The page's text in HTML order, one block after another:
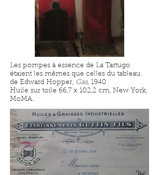
Les pompes à essence de La Tartugo
étaient les mêmes que celles du tableau
de Edward Hopper, Gas, 1940
Huile sur toile 66,7 x 102,2 cm, New York,
MoMA.